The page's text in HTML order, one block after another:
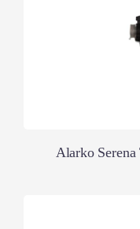
Alarko Serena